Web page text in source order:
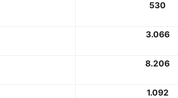
530
3.066
8.206
1.092